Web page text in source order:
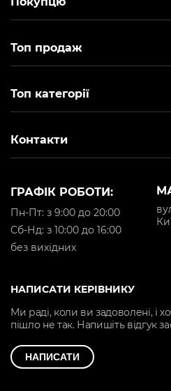
Топ продаж
Топ категорії
Контакти
ГРАФІК РОБОТИ:
Пн-Пт: з 9:00 до 20:00
Cб-Нд: з 10:00 до 16:00
без вихідних
НАПИСАТИ КЕРІВНИКУ
Ми раді, коли ви задоволені, і
пішло не так. Напишіть відгук
НАПИСАТИ